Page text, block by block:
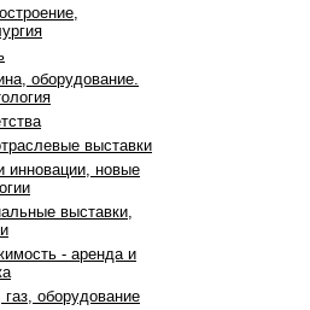
оборудование.
выставки
инновации, новые
выставки,
- аренда и
оборудование